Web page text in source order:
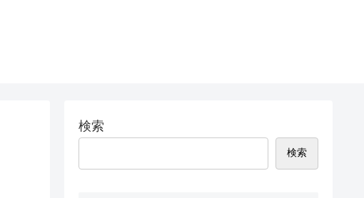
検索
検索